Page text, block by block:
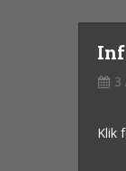
3
Klik